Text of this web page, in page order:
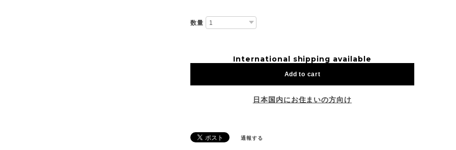
数量
International shipping available
Add to cart
日本国内にお住まいの方向け
通報する